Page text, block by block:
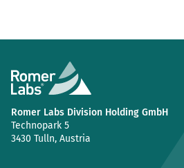
Romer Labs Division Holding GmbH
Technopark 5
3430 Tulln, Austria